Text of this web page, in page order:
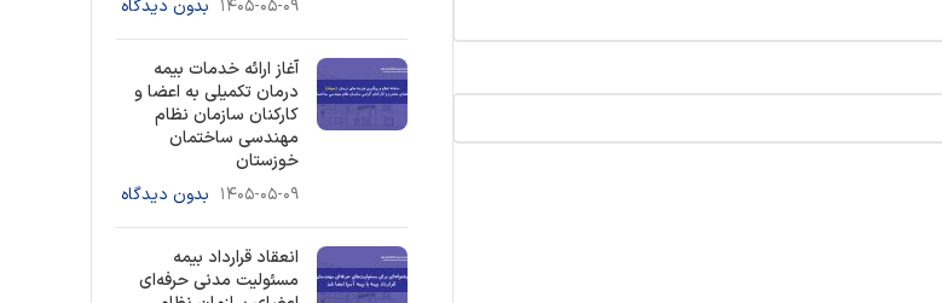
۱۴۰۵-۰۵-۰۹ بدون دیدگاه
آغاز ارائه خدمات بیمه
درمان تکمیلی به اعضا و
کارکنان سازمان نظام
مهندسی ساختمان
خوزستان
۱۴۰۵-۰۵-۰۹ بدون دیدگاه
انعقاد قرارداد بیمه
مسئولیت مدنی حرفه‌ای